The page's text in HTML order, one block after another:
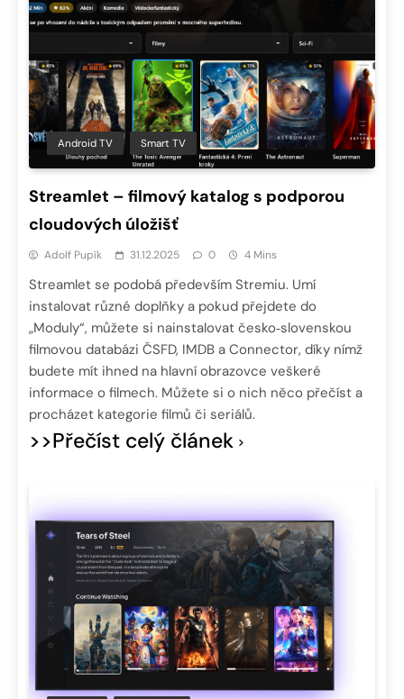
Android TV Smart TV
Streamlet – filmový katalog s podporou
cloudových úložišť
Adolf Pupík 31.12.2025 0 4 Mins
Streamlet se podobá především Stremiu. Umí
instalovat různé doplňky a pokud přejdete do
„Moduly“, můžete si nainstalovat česko‑slovenskou
filmovou databázi ČSFD, IMDB a Connector, díky nímž
budete mít ihned na hlavní obrazovce veškeré
informace o filmech. Můžete si o nich něco přečíst a
procházet kategorie filmů či seriálů.
>>Přečíst celý článek